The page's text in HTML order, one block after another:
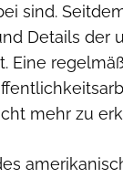
sind.
Details der
Eine
mehr zu